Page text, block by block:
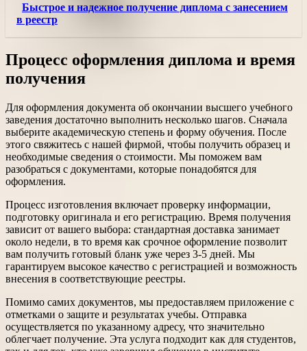
Быстрое и надежное получение диплома с занесением
в реестр
Процесс оформления диплома и время
получения
Для оформления документа об окончании высшего учебного
заведения достаточно выполнить несколько шагов. Сначала
выберите академическую степень и форму обучения. После
этого свяжитесь с нашей фирмой, чтобы получить образец и
необходимые сведения о стоимости. Мы поможем вам
разобраться с документами, которые понадобятся для
оформления.
Процесс изготовления включает проверку информации,
подготовку оригинала и его регистрацию. Время получения
зависит от вашего выбора: стандартная доставка занимает
около недели, в то время как срочное оформление позволит
вам получить готовый бланк уже через 3-5 дней. Мы
гарантируем высокое качество с регистрацией и возможность
внесения в соответствующие реестры.
Помимо самих документов, мы предоставляем приложение с
отметками о защите и результатах учебы. Отправка
осуществляется по указанному адресу, что значительно
облегчает получение. Эта услуга подходит как для студентов,